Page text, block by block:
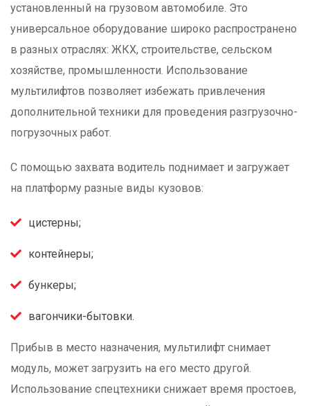
установленный на грузовом автомобиле. Это
универсальное оборудование широко распространено
в разных отраслях: ЖКХ, строительстве, сельском
хозяйстве, промышленности. Использование
мультилифтов позволяет избежать привлечения
дополнительной техники для проведения разгрузочно-
погрузочных работ.
С помощью захвата водитель поднимает и загружает
на платформу разные виды кузовов:
цистерны;
контейнеры;
бункеры;
вагончики-бытовки.
Прибыв в место назначения, мультилифт снимает
модуль, может загрузить на его место другой.
Использование спецтехники снижает время простоев,